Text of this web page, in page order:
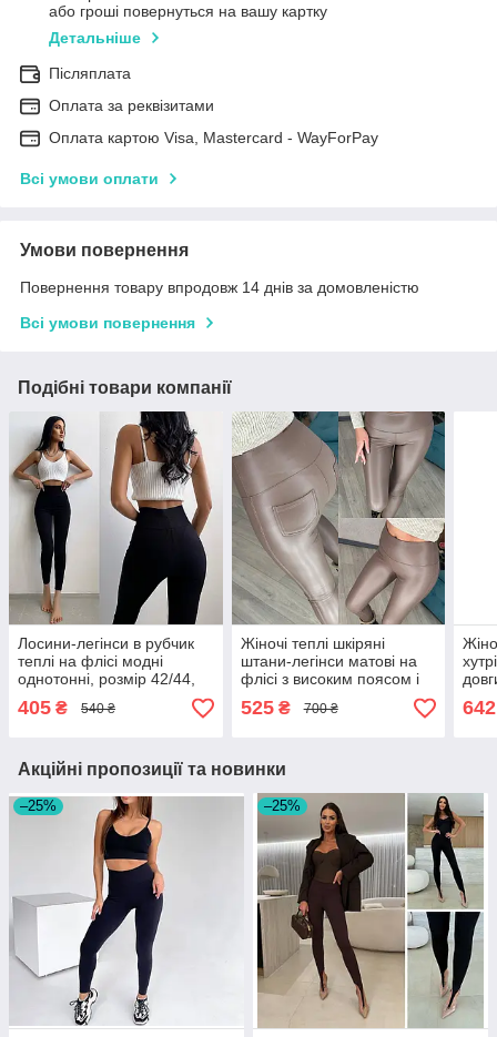
або гроші повернуться на вашу картку
Детальніше
Післяплата
Оплата за реквізитами
Оплата картою Visa, Mastercard - WayForPay
Всі умови оплати
Умови повернення
Повернення товару впродовж 14 днів за домовленістю
Всі умови повернення
Подібні товари компанії
Лосини-легінси в рубчик
теплі на флісі модні
однотонні, розмір 42/44,
чорні
405 ₴ 540 ₴
Жіночі теплі шкіряні
штани-легінси матові на
флісі з високим поясом і
кишенями, моко, розмір
48-50
525₴ 700 ₴ 642
Акційні пропозиції та новинки
–25% –25%